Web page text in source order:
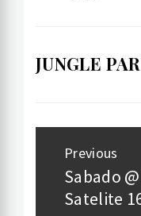
JUNGLE
Post
navigation
Previous
Previous
post:
Sabado
Satelite